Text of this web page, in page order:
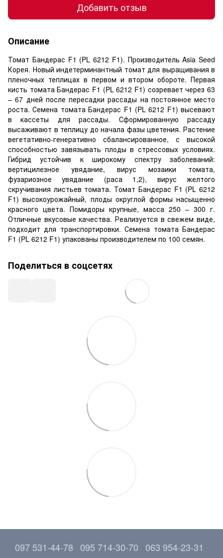
Добавить отзыв
Описание
Томат Бандерас F1 (PL 6212 F1). Производитель Asia Seed
Корея. Новый индетерминантный томат для выращивания в
пленочных теплицах в первом и втором обороте. Первая
кисть томата Бандерас F1 (PL 6212 F1) созревает через 63
– 67 дней после пересадки рассады на постоянное место
роста. Семена томата Бандерас F1 (PL 6212 F1) высевают
в кассеты для рассады. Сформированную рассаду
высаживают в теплицу до начала фазы цветения. Растение
вегетативно-генеративно сбалансированное, с высокой
способностью завязывать плоды в стрессовых условиях.
Гибрид устойчив к широкому спектру заболеваний:
вертицилезное увядание, вирус мозаики томата,
фузариозное увядание (раса 1,2), вирус желтого
скручивания листьев томата. Томат Бандерас F1 (PL 6212
F1) высокоурожайный, плоды округлой формы насыщенно
красного цвета. Помидоры крупные, масса 250 – 300 г.
Отличные вкусовые качества. Реализуется в свежем виде,
подходит для транспортировки. Семена томата Бандерас
F1 (PL 6212 F1) упакованы производителем по 100 семян.
Поделиться в соцсетях
097 531-44-78 095 714-30-70 063 954-23-31